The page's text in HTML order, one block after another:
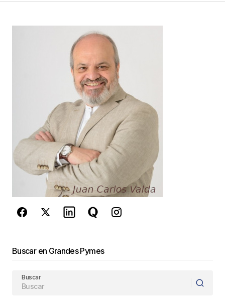
*
Guarda mi nombre, correo electrónico y web en
este navegador para la próxima vez que
comente.
Este sitio esta protegido por
reCAPTCHA y laPolítica de
privacidady losTérminos del servicio
de Googlese aplican.
Enviar Comentario
Buscar en Grandes Pymes
Buscar